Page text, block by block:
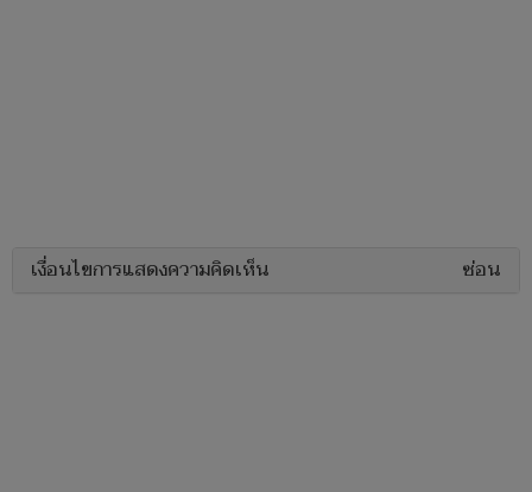
เงื่อนไขการแสดงความคิดเห็น ซ่อน